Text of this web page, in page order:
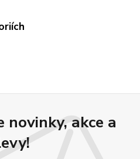
novinky, akce a